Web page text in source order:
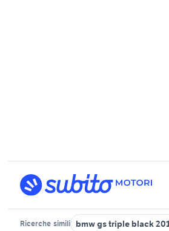
Ricerche simili bmw gs triple black